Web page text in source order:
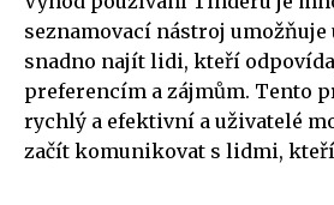
seznamovací nástroj umožňuje
snadno najít lidi, kteří
preferencím a zájmům. Tento
rychlý a efektivní a uživatelé
začít komunikovat s lidmi,